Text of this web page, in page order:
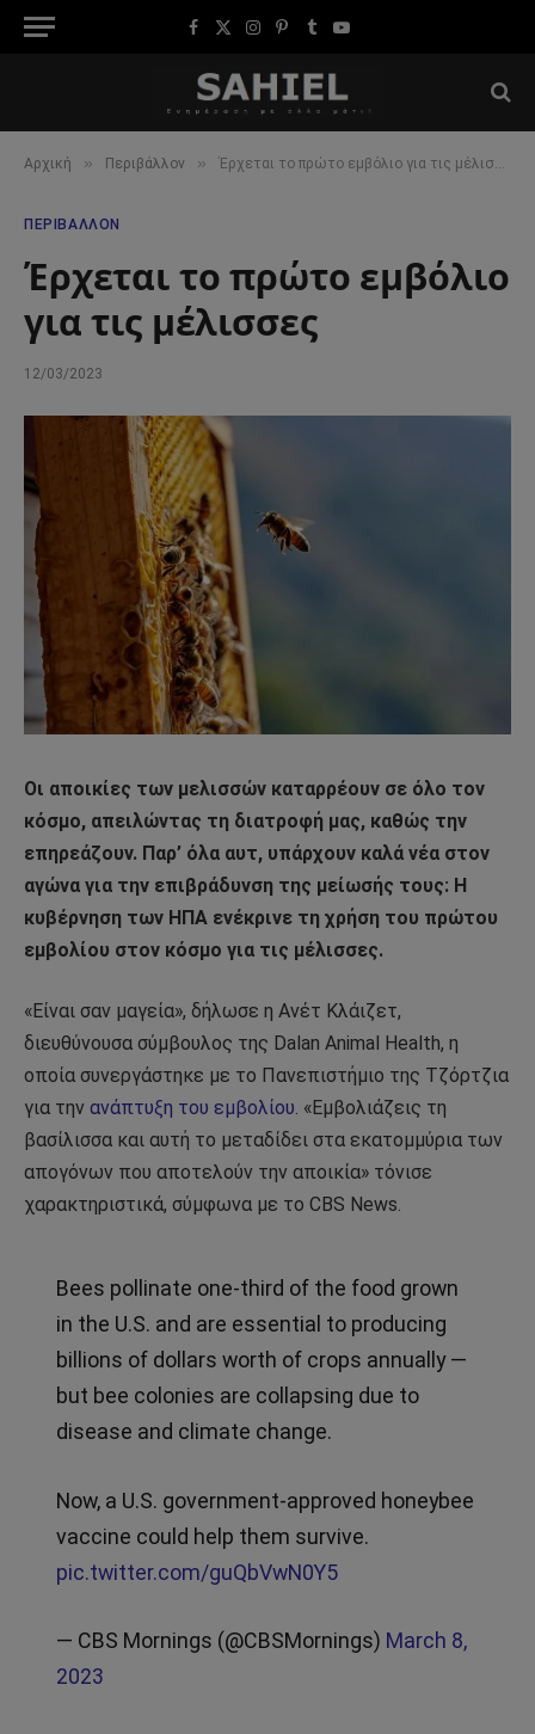
Facebook
X
Instagram
Pinterest
TumblrYouTube
Αρχική » Περιβάλλον » Έρχεται το πρώτο εμβόλιο για τις μέλισσες
ΠΕΡΙΒΆΛΛΟΝ
Έρχεται το πρώτο εμβόλιο
για τις μέλισσες
12/03/2023
Οι αποικίες των μελισσών καταρρέουν σε όλο τον
κόσμο, απειλώντας τη διατροφή μας, καθώς την
επηρεάζουν. Παρ’ όλα αυτ, υπάρχουν καλά νέα στον
αγώνα για την επιβράδυνση της μείωσής τους: Η
κυβέρνηση των ΗΠΑ ενέκρινε τη χρήση του πρώτου
εμβολίου στον κόσμο για τις μέλισσες.
«Είναι σαν μαγεία», δήλωσε η Ανέτ Κλάιζετ,
διευθύνουσα σύμβουλος της Dalan Animal Health, η
οποία συνεργάστηκε με το Πανεπιστήμιο της Τζόρτζια
για την ανάπτυξη του εμβολίου. «Εμβολιάζεις τη
βασίλισσα και αυτή το μεταδίδει στα εκατομμύρια των
απογόνων που αποτελούν την αποικία» τόνισε
χαρακτηριστικά, σύμφωνα με το CBS News.
Bees pollinate one-third of the food grown
in the U.S. and are essential to producing
billions of dollars worth of crops annually —
but bee colonies are collapsing due to
disease and climate change.
Now, a U.S. government-approved honeybee
vaccine could help them survive.
pic.twitter.com/guQbVwN0Y5
— CBS Mornings (@CBSMornings) March 8,
2023